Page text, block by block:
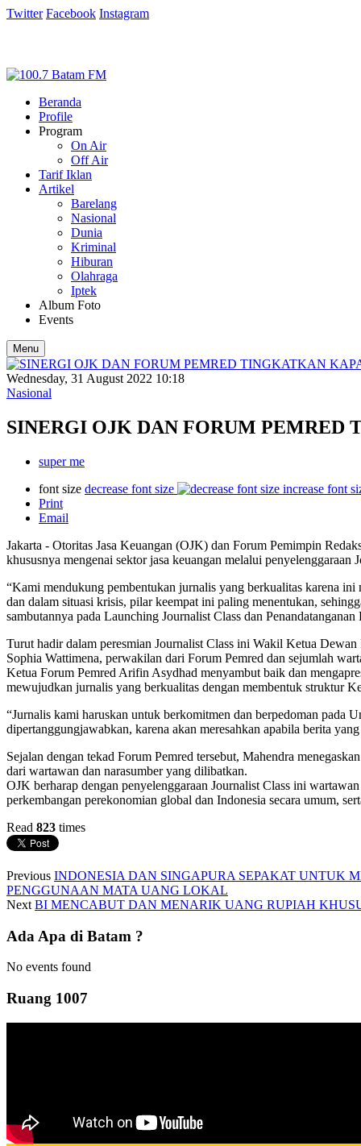
Twitter Facebook Instagram
Beranda
Profile
Program
On Air
Off Air
Tarif Iklan
Artikel
Barelang
Nasional
Dunia
Kriminal
Hiburan
Olahraga
Iptek
Album Foto
Events
Menu
Wednesday, 31 August 2022 10:18
Nasional
SINERGI OJK DAN FORUM PEMRED
super me
font size decrease font size
increase font
Print
Email
Jakarta - Otoritas Jasa Keuangan (OJK) dan Forum Pemimpin
khususnya mengenai sektor jasa keuangan melalui penyelenggaraan
“Kami mendukung pembentukan jurnalis yang berkualitas karena ini
dan dalam situasi krisis, pilar keempat ini paling menentukan,
sambutannya pada Launching Journalist Class dan
Turut hadir dalam peresmian Journalist Class ini Wakil Ketua
Sophia Wattimena, perwakilan dari Forum Pemred dan sejumlah
Ketua Forum Pemred Arifin Asydhad menyambut baik dan
mewujudkan jurnalis yang berkualitas dengan membentuk struktur
“Jurnalis kami haruskan untuk berkomitmen dan berpedoman pada
dipertanggungjawabkan, karena akan meresahkan apabila berita
Sejalan dengan tekad Forum Pemred tersebut, Mahendra
dari wartawan dan narasumber yang dilibatkan.
OJK berharap dengan penyelenggaraan Journalist Class ini
perkembangan perekonomian global dan Indonesia secara umum,
Read 823 times
Previous INDONESIA DAN SINGAPURA SEPAKAT UNTUK
PENGGUNAAN MATA UANG LOKAL
Next BI MENCABUT DAN MENARIK UANG RUPIAH
Ada Apa di Batam ?
No events found
Ruang 1007